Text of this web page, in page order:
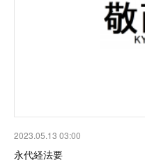
2023.05.13 03:00
永代経法要